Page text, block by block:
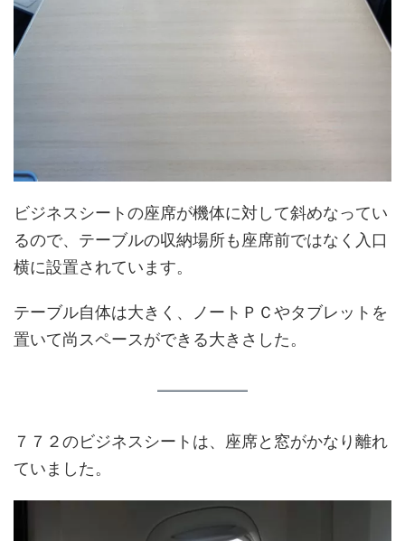
ビジネスシートの座席が機体に対して斜めなってい
るので、テーブルの収納場所も座席前ではなく入口
横に設置されています。
テーブル自体は大きく、ノートＰＣやタブレットを
置いて尚スペースができる大きさした。
７７２のビジネスシートは、座席と窓がかなり離れ
ていました。